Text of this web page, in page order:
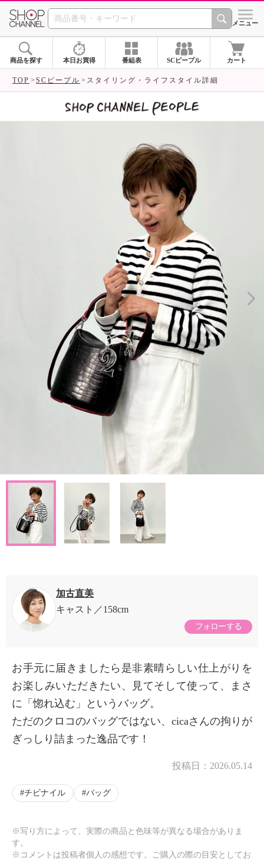
SHOP CHANNEL シメニュー
商品を探す 本日お買得 番組表 SCピープル カート
TOP SCピープル スタイリング・ライフスタイル詳細
加古直美
キャスト
158cm
フォローする
お手元に届きましたら是非素晴らしい仕上がりを
お楽しみいただきたい、見てそして使って、まさ
に「惚れ込む」というバッグ。
ただのクロコのバッグではない、cicaさんの拘りが
ぎっしり詰まった逸品です！
投稿日： 2026.05.14
チビナイル バッグ
※写り方によって、実際の商品と色味等が異なる場合がありま
す。
※コメントは投稿者個人の感想です。ご購入の際の目安としてお